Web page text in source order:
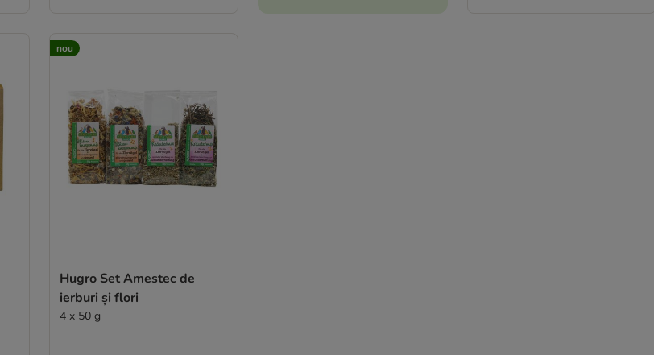
nou
Hugro Set Amestec de
ierburi și flori
4 x 50 g